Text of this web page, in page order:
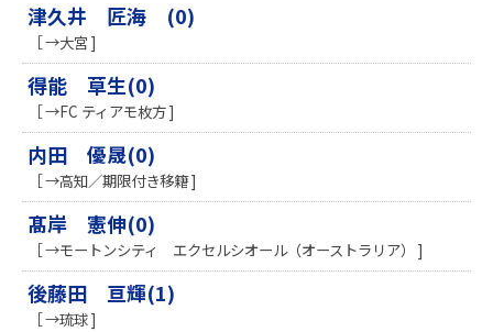
津久井 匠海 (0)
［ →大宮 ]
得能 草生(0)
［ →FC ティアモ枚方 ]
内田 優晟(0)
［ →高知／期限付き移籍 ]
髙岸 憲伸(0)
［ →モートンシティ エクセルシオール（オーストラリア） ]
後藤田 亘輝(1)
［ →琉球 ]